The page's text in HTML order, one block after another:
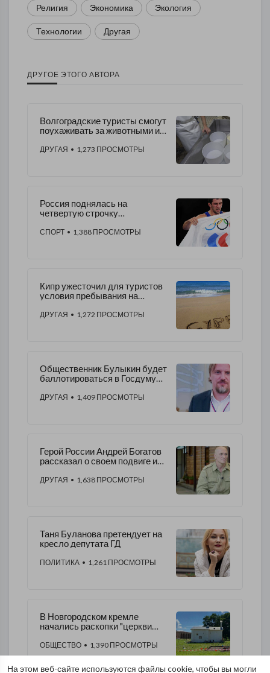
На этом веб-сайте используются файлы cookie, чтобы вы могли
Религия Экономика Экология
Технологии Другая
ДРУГОЕ ЭТОГО АВТОРА
Волгоградские туристы смогут
поухаживать за животными и
ДРУГАЯ • 1,273 ПРОСМОТРЫ
Россия поднялась на
четвертую строчку
Олимпиады в Токио
СПОРТ • 1,388 ПРОСМОТРЫ
Кипр ужесточил для туристов
условия пребывания на
ДРУГАЯ • 1,272 ПРОСМОТРЫ
Общественник Булыкин будет
баллотироваться в Госдуму
ДРУГАЯ • 1,409 ПРОСМОТРЫ
Герой России Андрей Богатов
рассказал о своем подвиге и
ДРУГАЯ • 1,638 ПРОСМОТРЫ
Таня Буланова претендует на
кресло депутата ГД
ПОЛИТИКА • 1,261 ПРОСМОТРЫ
В Новгородском кремле
начались раскопки "церкви
ОБЩЕСТВО • 1,390 ПРОСМОТРЫ